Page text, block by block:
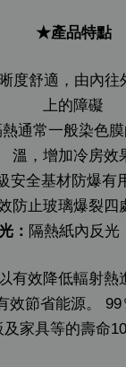
★產品特點
度舒適，由內往
上的障礙
熱通常一般染色
溫，增加冷房效
安全基材防爆有
防止玻璃爆裂四
： 隔熱紙內反光
有效降低輻射熱
效節省能源。
家具等的壽命10